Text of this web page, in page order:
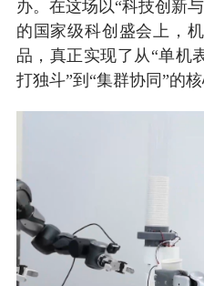
办。在这场以“科技创新
的国家级科创盛会上，
品，真正实现了从“单机
打独斗”到“集群协同”的核